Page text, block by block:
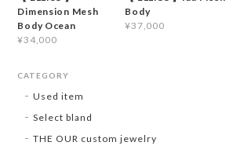
Dimension Mesh
Body Ocean
¥34,000
Body
¥37,000
CATEGORY
Used item
Select bland
THE OUR custom jewelry